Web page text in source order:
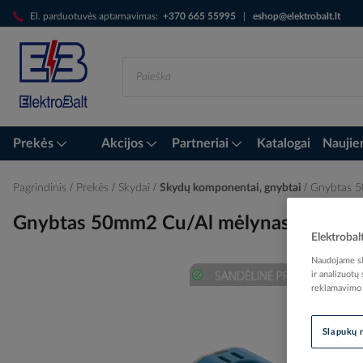
El. parduotuvės aptarnavimas: +370 665 55995 eshop@elektrobalt.lt
Skip
to
Content
Prekės Akcijos Partneriai Katalogai
Pagrindinis Prekės Skydai Skydų komponentai, gnybtai Gnybtas
Gnybtas 50mm2 Cu/Al mėlynas OTL50 -
Naudojame
ir analizuotų
reklamavimo
Slapukų